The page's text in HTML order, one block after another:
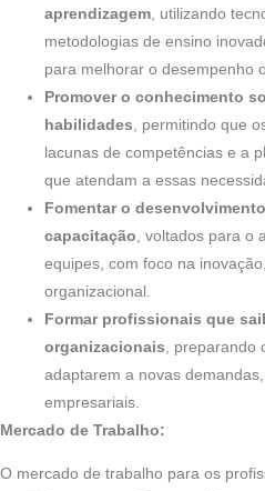
aprendizagem , utilizando
metodologias de ensino
para melhorar o desempenho
Promover o conhecimento
habilidades , permitindo que
lacunas de competências e a
que atendam a essas
Fomentar o
capacitação , voltados para
equipes, com foco na
organizacional.
Formar profissionais que
organizacionais ,
adaptarem a novas
empresariais.
Mercado de Trabalho:
O mercado de trabalho para os